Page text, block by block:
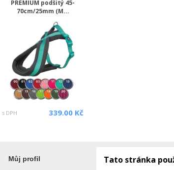
PREMIUM podšitý 45-
70cm/25mm (M...
s DPH 339.00 Kč
Můj profil Tato stránka